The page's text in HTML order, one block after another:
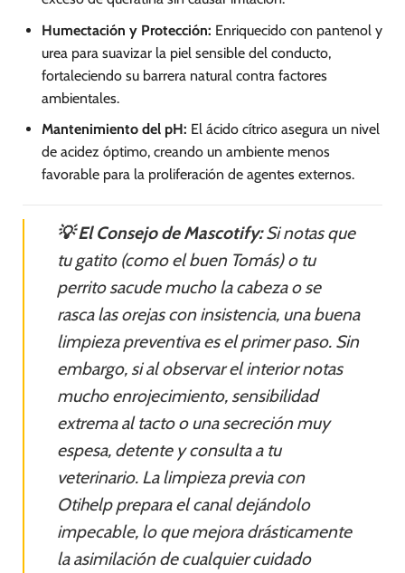
Humectación y Protección: Enriquecido con pantenol y
urea para suavizar la piel sensible del conducto,
fortaleciendo su barrera natural contra factores
ambientales.
Mantenimiento del pH: El ácido cítrico asegura un nivel
de acidez óptimo, creando un ambiente menos
favorable para la proliferación de agentes externos.
💡 El Consejo de Mascotify:Si notas que
tu gatito (como el buen Tomás) o tu
perrito sacude mucho la cabeza o se
rasca las orejas con insistencia, una buena
limpieza preventiva es el primer paso. Sin
embargo, si al observar el interior notas
mucho enrojecimiento, sensibilidad
extrema al tacto o una secreción muy
espesa, detente y consulta a tu
veterinario. La limpieza previa con
Otihelp prepara el canal dejándolo
impecable, lo que mejora drásticamente
la asimilación de cualquier cuidado